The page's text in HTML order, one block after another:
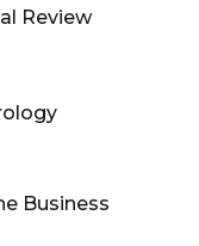
Review
Business